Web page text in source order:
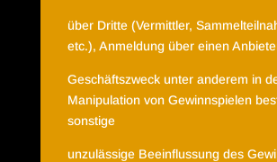
über Dritte (Vermittler,
etc.), Anmeldung über einen
Geschäftszweck unter anderem in
Manipulation von Gewinnspielen
sonstige
unzulässige Beeinflussung des